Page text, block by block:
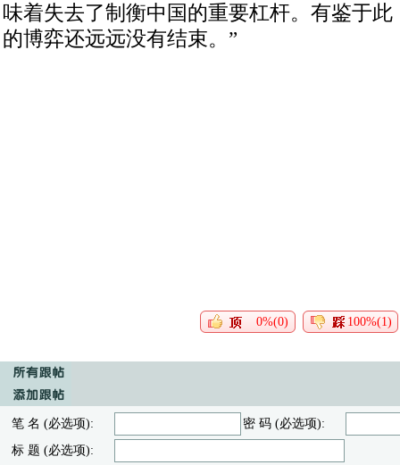
味着失去了制衡中国的重要杠杆。有鉴于
的博弈还远远没有结束。”
0%(0) 100%(1)
笔 名 (必选项):
密 码 (必选项):
标 题 (必选项):